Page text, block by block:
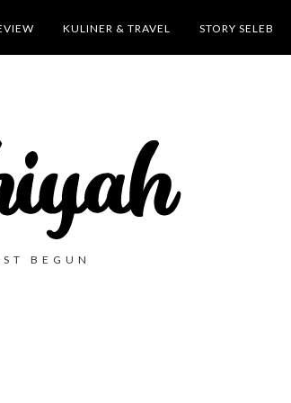
KULINER & TRAVEL STORY SELEB
BEGUN